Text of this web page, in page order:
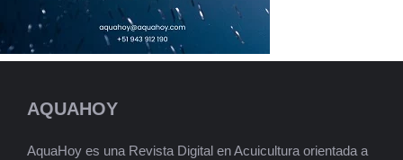
AQUAHOY
AquaHoy es una Revista Digital en Acuicultura orientada a